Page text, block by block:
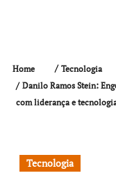
Home
Tecnologia
Danilo Ramos Stein:
com liderança e
Tecnologia